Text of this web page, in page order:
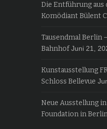
Die Entführung aus
Komödiant Bülent
Tausendmal Berlin
Bahnhof Juni 21,
Kunstausstellung
Schloss Bellevue
Neue Ausstellung
Foundation in